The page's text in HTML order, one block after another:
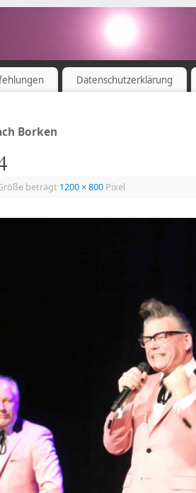
Datenschutzerklärung
Borken
beträgt 1200 × 800 Pixel